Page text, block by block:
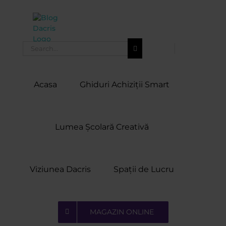
Acasa Ghiduri Achiziții Smart
Lumea Școlară Creativă
Viziunea Dacris Spații de Lucru
MAGAZIN ONLINE